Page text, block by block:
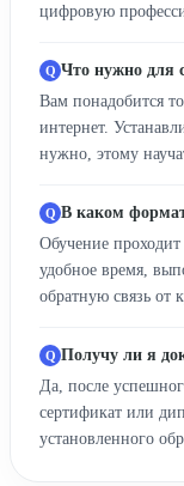
цифровую
Что нужно для
Вам понадобится
интернет.
нужно, этому
В каком
Обучение
удобное время,
обратную связь от
Получу ли я
Да, после
сертификат или
установленного